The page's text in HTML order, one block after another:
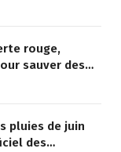
rouge,
sauver des
pluies de juin
des